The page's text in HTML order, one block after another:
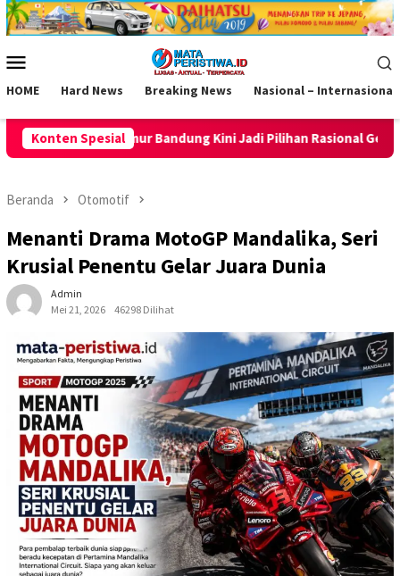
Loncat
ke
Mobile
HOME Hard News Breaking News Nasional – Internasional
Konten Spesial
Kini Jadi Pilihan Rasional Generasi Muda Bentuk
Beranda Otomotif
Menanti Drama MotoGP Mandalika, Seri
Krusial Penentu Gelar Juara Dunia
Admin
Mei 21, 2026
46298 Dilihat